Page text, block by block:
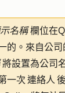
名稱欄位在
的。來自公司
將設置為公司
一次 連絡人